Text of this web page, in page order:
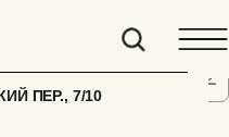
ПЕР., 7/10